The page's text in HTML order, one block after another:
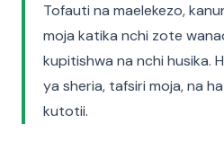
Tofauti na maelekezo,
moja katika nchi zote
kupitishwa na nchi husika.
ya sheria, tafsiri moja, na
kutotii.